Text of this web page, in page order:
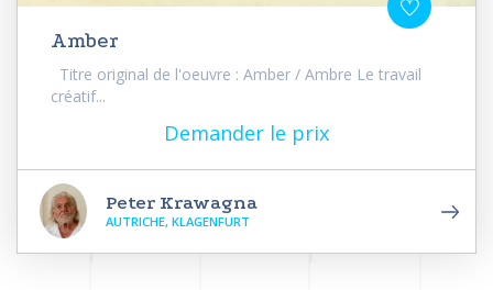
Amber
Titre original de l'oeuvre : Amber / Ambre Le travail
créatif...
Demander le prix
Peter Krawagna
AUTRICHE, KLAGENFURT